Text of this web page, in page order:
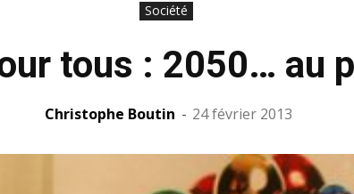
Société
tous : 2050… au
Christophe Boutin - 24 février 2013